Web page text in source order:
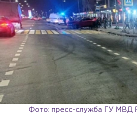
Фото: пресс-служба ГУ МВД